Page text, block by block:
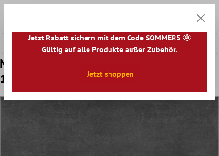
Muster Bodenfliesen Cairo Anthrazit
100x100x0,6cm
Jetzt Rabatt sichern mit dem Code SOMMER5 🌞
Gültig auf alle Produkte außer Zubehör.
Jetzt shoppen